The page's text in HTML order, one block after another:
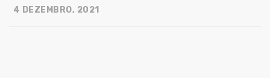
4 DEZEMBRO, 2021